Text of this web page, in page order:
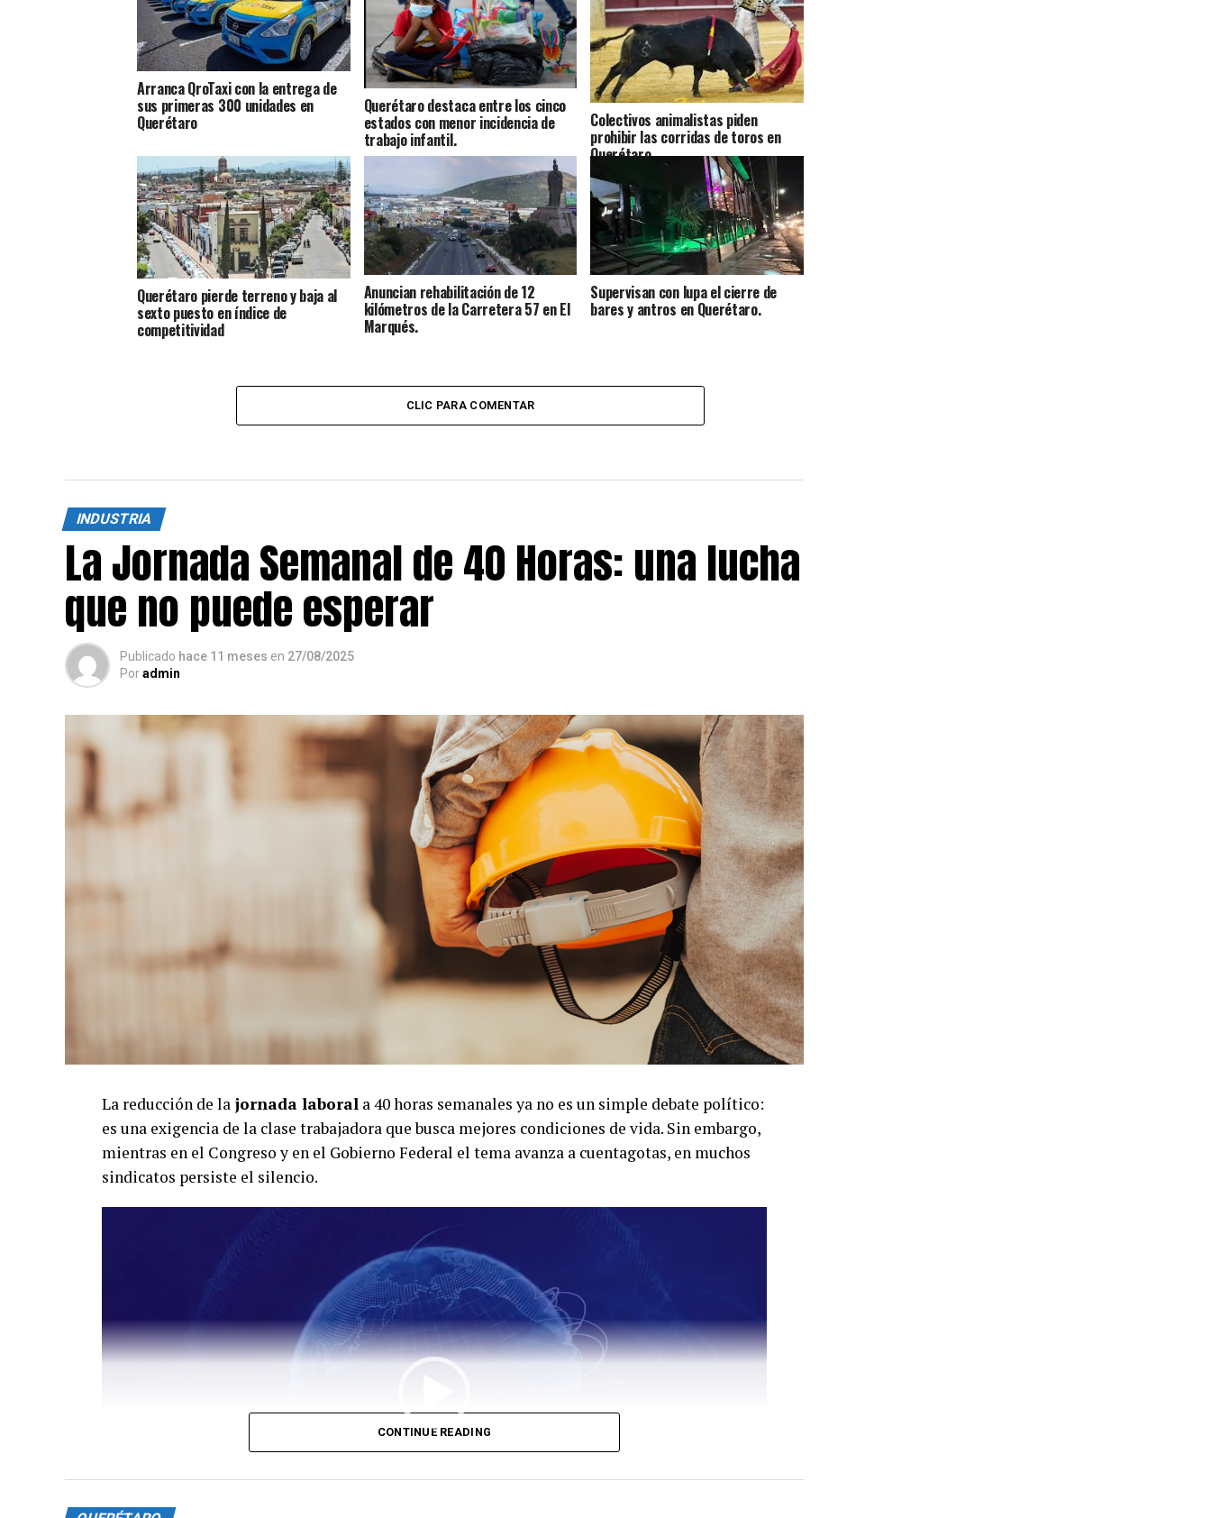
Arranca QroTaxi con la entrega de
sus primeras 300 unidades en
Querétaro
Querétaro destaca entre los cinco
estados con menor incidencia de
trabajo infantil.
Colectivos animalistas piden
prohibir las corridas de toros en
Querétaro.
Querétaro pierde terreno y baja al
sexto puesto en índice de
competitividad
Anuncian rehabilitación de 12
kilómetros de la Carretera 57 en El
Marqués.
Supervisan con lupa el cierre de
bares y antros en Querétaro.
CLIC PARA COMENTAR
INDUSTRIA
La Jornada Semanal de 40 Horas: una lucha
que no puede esperar
Publicado hace 11 meses en 27/08/2025
Poradmin
La reducción de la jornada laboral a 40 horas semanales ya no es un simple debate político:
es una exigencia de la clase trabajadora que busca mejores condiciones de vida. Sin embargo,
mientras en el Congreso y en el Gobierno Federal el tema avanza a cuentagotas, en muchos
sindicatos persiste el silencio.
CONTINUE READING